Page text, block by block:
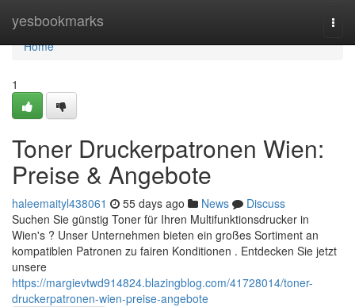
yesbookmarks
Home
Home
1
Toner Druckerpatronen Wien:
Preise & Angebote
haleemaityl438061 55 days ago News
Discuss
Suchen Sie günstig Toner für Ihren Multifunktionsdrucker in
Wien's ? Unser Unternehmen bieten ein großes Sortiment an
kompatiblen Patronen zu fairen Konditionen . Entdecken Sie jetzt
unsere
https://margievtwd914824.blazingblog.com/41728014/toner-
druckerpatronen-wien-preise-angebote